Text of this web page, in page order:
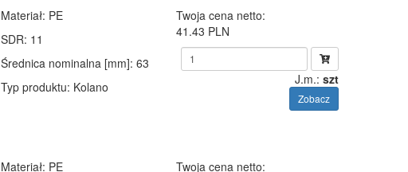
Materiał: PE
SDR: 11
Średnica nominalna [mm]: 63
Typ produktu: Kolano
Twoja cena netto:
41.43 PLN
J.m.: szt
Zobacz
Materiał: PE
Twoja cena netto: